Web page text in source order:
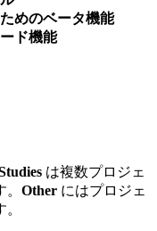
めのベータ機能
ド機能
は複数プロジェ
Other にはプロジェ